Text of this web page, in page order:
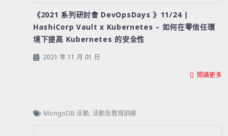
《2021 系列研討會 DevOpsDays 》11/24 |
HashiCorp Vault x Kubernetes – 如何在零信任環
境下提高 Kubernetes 的安全性
2021 年 11 月 01 日
閱讀更多
MongoDB 活動, 活動及教育訓練